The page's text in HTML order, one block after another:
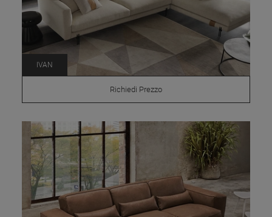
IVAN
Richiedi Prezzo